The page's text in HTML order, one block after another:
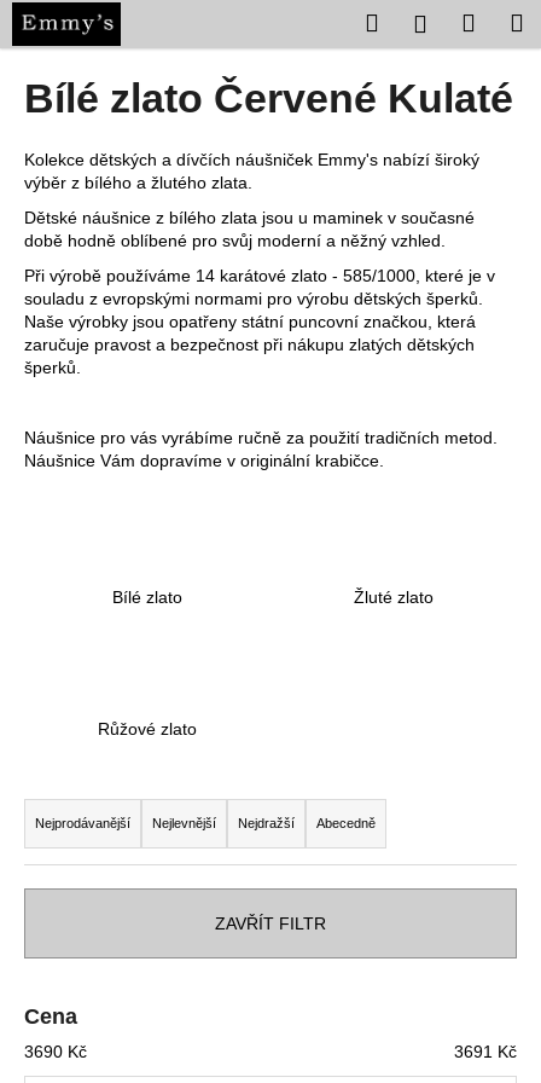
obsah
Hledat Přihlášení
Bílé zlato Červené Kulaté
Kolekce dětských a dívčích náušniček Emmy's nabízí široký
výběr z bílého a žlutého zlata.
Dětské náušnice z bílého zlata jsou u maminek v současné
době hodně oblíbené pro svůj moderní a něžný vzhled.
Při výrobě používáme 14 karátové zlato - 585/1000, které je v
souladu z evropskými normami pro výrobu dětských šperků.
Naše výrobky jsou opatřeny státní puncovní značkou, která
zaručuje pravost a bezpečnost při nákupu zlatých dětských
šperků.
Náušnice pro vás vyrábíme ručně za použití tradičních metod.
Náušnice Vám dopravíme v originální krabičce.
Bílé zlato Žluté zlato
Růžové zlato
Ř
a
z
e
í
r
o
Nejprodávanější Nejlevnější Nejdražší Abecedně
ZAVŘÍT FILTR
Cena
3690 Kč 3691 Kč
o
o
p
o
t
ř
e
b
u
e
t
HLEDAT
o
o
u